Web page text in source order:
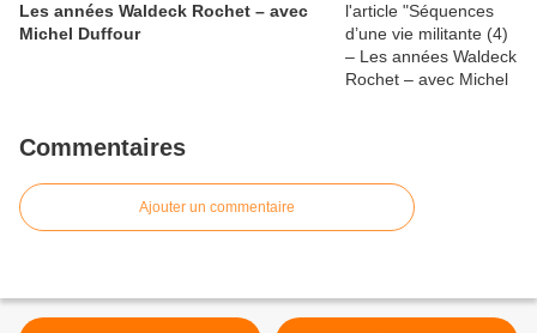
Les années Waldeck Rochet – avec
Michel Duffour
Commentaires
Ajouter un commentaire